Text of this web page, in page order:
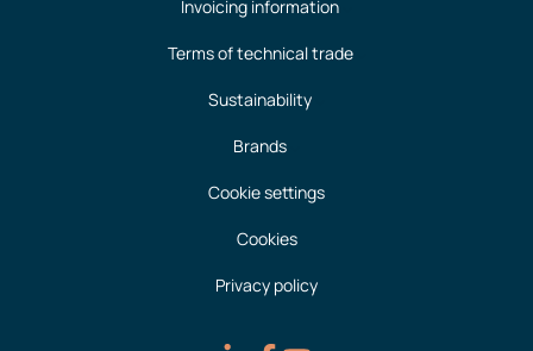
Invoicing information
Terms of technical trade
Sustainability
Brands
Cookie settings
Cookies
Privacy policy